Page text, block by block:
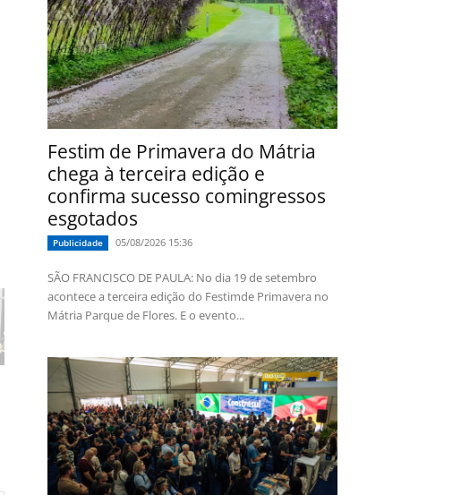
Festim de Primavera do Mátria
chega à terceira edição e
confirma sucesso comingressos
esgotados
Publicidade 05/08/2026 15:36
SÃO FRANCISCO DE PAULA: No dia 19 de setembro
acontece a terceira edição do Festimde Primavera no
Mátria Parque de Flores. E o evento...